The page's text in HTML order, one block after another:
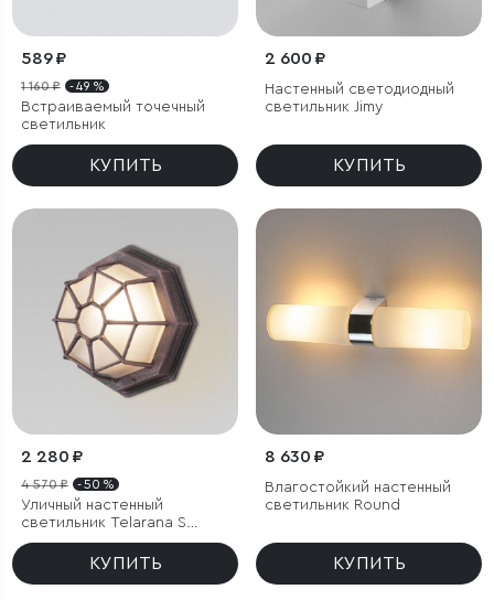
589 ₽
1 160 ₽ - 49 %
Встраиваемый точечный
светильник
КУПИТЬ
2 600 ₽
Настенный светодиодный
светильник Jimy
КУПИТЬ
2 280 ₽
4 570 ₽ - 50 %
Уличный настенный
светильник Telarana S
капучино
КУПИТЬ
8 630 ₽
Влагостойкий настенный
светильник Round
КУПИТЬ